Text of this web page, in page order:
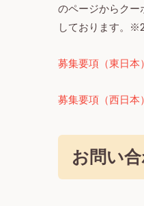
のページからクー
しております。
募集要項（東日本）
募集要項（西日本）
お問い